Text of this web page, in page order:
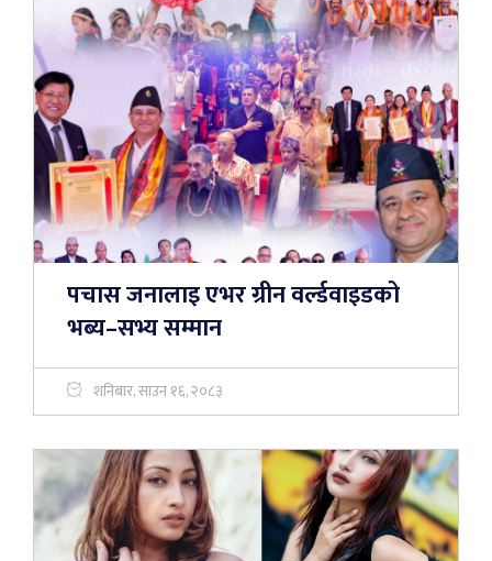
पचास जनालाइ एभर ग्रीन वर्ल्डवाइडको
भब्य–सभ्य सम्मान
शनिबार, साउन १६, २०८३